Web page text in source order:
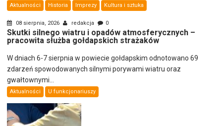
Aktualności Historia Imprezy Kultura i sztuka
08 sierpnia, 2026 redakcja 0
Skutki silnego wiatru i opadów atmosferycznych –
pracowita służba gołdapskich strażaków
W dniach 6-7 sierpnia w powiecie gołdapskim odnotowano 69
zdarzeń spowodowanych silnymi porywami wiatru oraz
gwałtownymi...
Aktualności U funkcjonariuszy